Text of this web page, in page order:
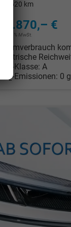
620 km
53.870,– €
incl. 19% MwSt.
Stromverbrauch
Elektrische
-Klasse: A
2-Emissionen: 0